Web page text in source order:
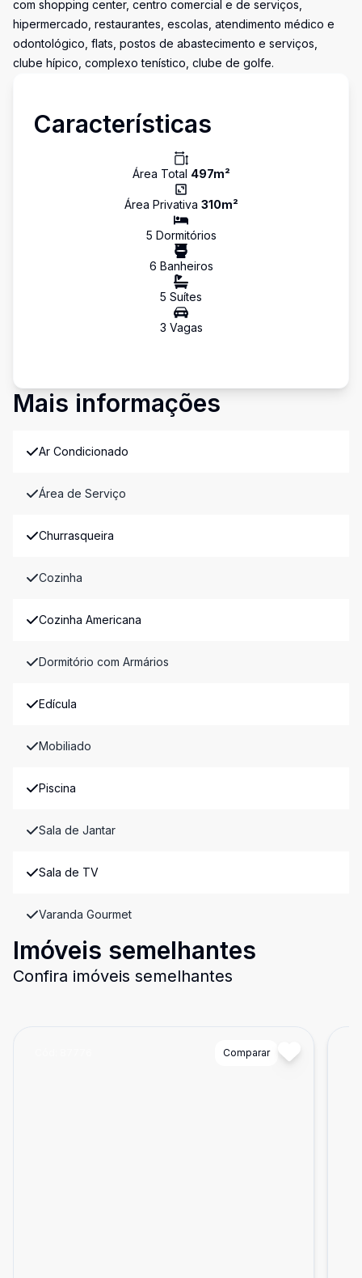
com shopping center, centro comercial e de serviços,
hipermercado, restaurantes, escolas, atendimento médico e
odontológico, flats, postos de abastecimento e serviços,
clube hípico, complexo tenístico, clube de golfe.
Características
Área Total 497m²
Área Privativa 310m²
5 Dormitórios
6 Banheiros
5 Suítes
3 Vagas
Mais informações
Ar Condicionado
Área de Serviço
Churrasqueira
Cozinha
Cozinha Americana
Dormitório com Armários
Edícula
Mobiliado
Piscina
Sala de Jantar
Sala de TV
Varanda Gourmet
Imóveis semelhantes
Confira imóveis semelhantes
Comparar